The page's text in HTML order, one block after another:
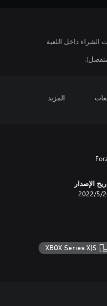
الشراء داخل اللعبة
المزيد
الإصدار
26‏/
XBOX Series X|S